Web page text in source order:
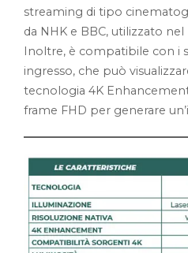
streaming di tipo
da NHK e BBC, utilizzato
Inoltre, è compatibile con i
ingresso, che può
tecnologia 4K
frame FHD per generare